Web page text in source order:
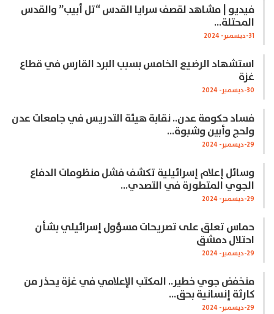
فيديو | مشاهد لقصف سرايا القدس “تل أبيب” والقدس
المحتلة…
31-ديسمبر- 2024
استشهاد الرضيع الخامس بسبب البرد القارس في قطاع
غزة
30-ديسمبر- 2024
فساد حكومة عدن.. نقابة هيئة التدريس في جامعات عدن
ولحج وأبين وشبوة…
29-ديسمبر- 2024
وسائل إعلام إسرائيلية تكشف فشل منظومات الدفاع
الجوي المتطورة في التصدي…
29-ديسمبر- 2024
حماس تعلق على تصريحات مسؤول إسرائيلي بشأن
احتلال دمشق
29-ديسمبر- 2024
منخفض جوي خطير.. المكتب الإعلامي في غزة يحذر من
كارثة إنسانية بحق…
29-ديسمبر- 2024